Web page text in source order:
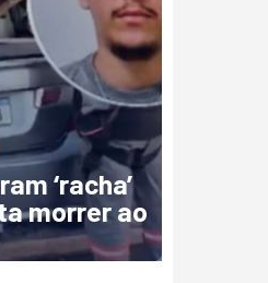
‘racha’
morrer ao